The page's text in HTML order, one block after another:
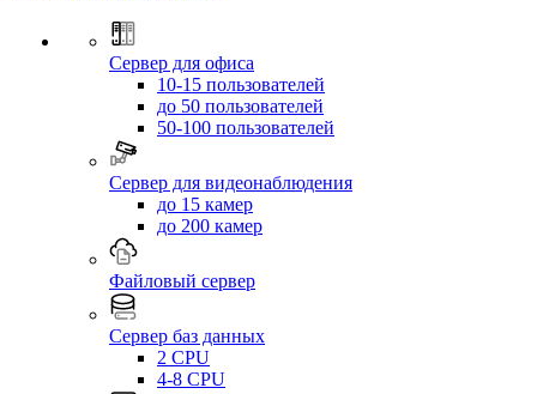
Сервер для офиса
10-15 пользователей
до 50 пользователей
50-100 пользователей
Сервер для видеонаблюдения
до 15 камер
до 200 камер
Файловый сервер
Сервер баз данных
2 CPU
4-8 CPU